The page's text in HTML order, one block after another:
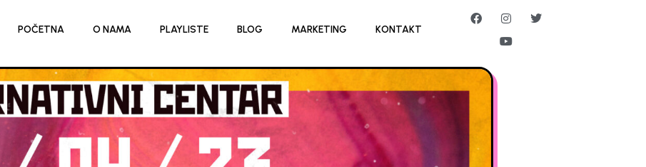
POČETNA O NAMA PLAYLISTE BLOG MARKETING KONTAKT